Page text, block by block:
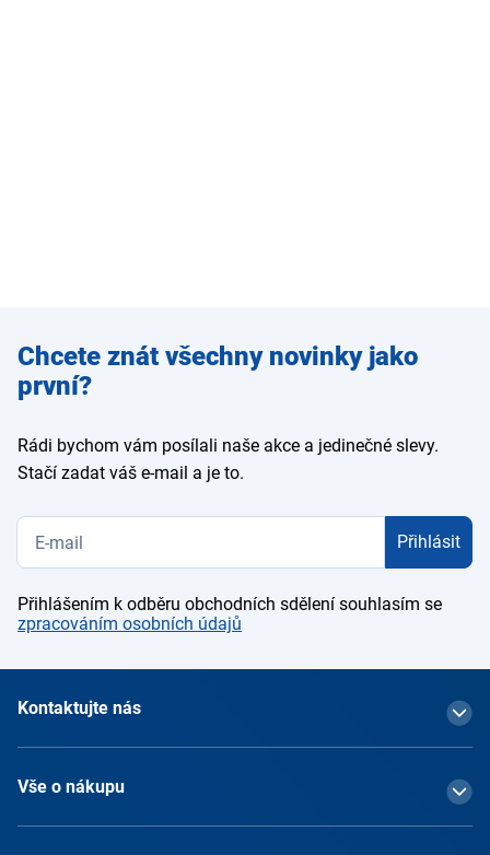
Zadejte
e-mail
Chcete znát všechny novinky jako
první?
Rádi bychom vám posílali naše akce a jedinečné slevy.
Stačí zadat váš e-mail a je to.
Přihlásit
Přihlášením k odběru obchodních sdělení souhlasím se
zpracováním osobních údajů
Kontaktujte nás
Vše o nákupu